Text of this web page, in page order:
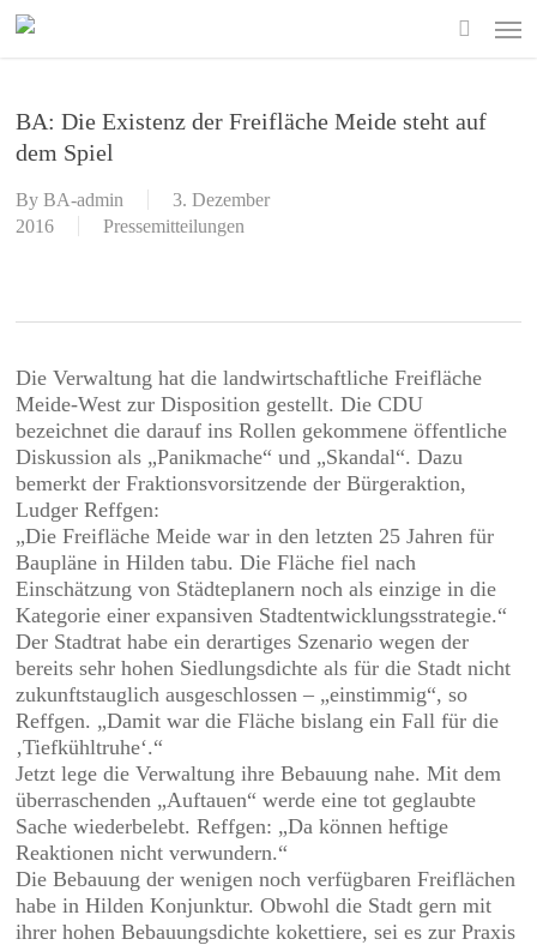
Skip
BA: Die Existenz der Freifläche Meide steht auf
dem Spiel
By BA-admin
3. Dezember
2016
Pressemitteilungen
Die Verwaltung hat die landwirtschaftliche Freifläche
Meide-West zur Disposition gestellt. Die CDU
bezeichnet die darauf ins Rollen gekommene öffentliche
Diskussion als „Panikmache“ und „Skandal“. Dazu
bemerkt der Fraktionsvorsitzende der Bürgeraktion,
Ludger Reffgen:
„Die Freifläche Meide war in den letzten 25 Jahren für
Baupläne in Hilden tabu. Die Fläche fiel nach
Einschätzung von Städteplanern noch als einzige in die
Kategorie einer expansiven Stadtentwicklungsstrategie.“
Der Stadtrat habe ein derartiges Szenario wegen der
bereits sehr hohen Siedlungsdichte als für die Stadt nicht
zukunftstauglich ausgeschlossen – „einstimmig“, so
Reffgen. „Damit war die Fläche bislang ein Fall für die
‚Tiefkühltruhe‘.“
Jetzt lege die Verwaltung ihre Bebauung nahe. Mit dem
überraschenden „Auftauen“ werde eine tot geglaubte
Sache wiederbelebt. Reffgen: „Da können heftige
Reaktionen nicht verwundern.“
Die Bebauung der wenigen noch verfügbaren Freiflächen
habe in Hilden Konjunktur. Obwohl die Stadt gern mit
ihrer hohen Bebauungsdichte kokettiere, sei es zur Praxis